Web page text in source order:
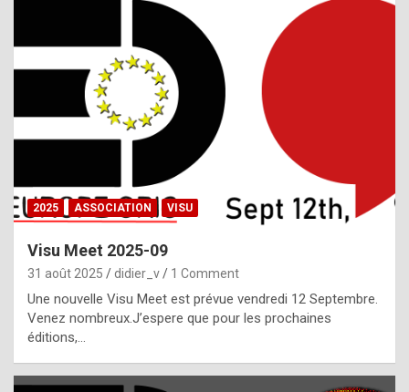
l
,
g
h
t
f
2025 ASSOCIATION VISU
Visu Meet 2025-09
31 août 2025 didier_v 1 Comment
Une nouvelle Visu Meet est prévue vendredi 12 Septembre.
Venez nombreux.J’espere que pour les prochaines
éditions,…